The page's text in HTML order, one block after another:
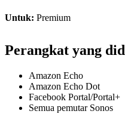
Untuk: Premium
Perangkat yang
Amazon Echo
Amazon Echo Dot
Facebook Portal/Portal+
Semua pemutar Sonos